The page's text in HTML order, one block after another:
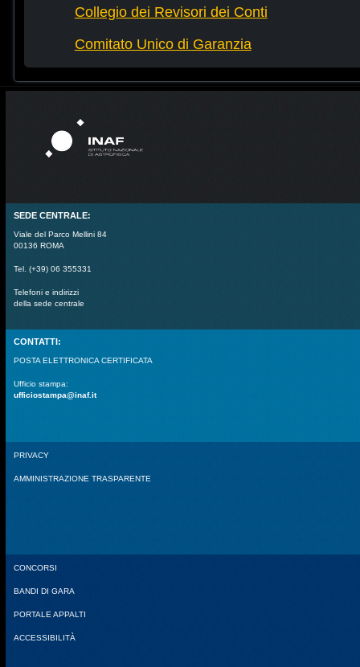
Collegio dei Revisori dei Conti
Comitato Unico di Garanzia
SEDE CENTRALE:
Viale del Parco Mellini 84
00136 ROMA
Tel. (+39) 06 355331
Telefoni e indirizzi
della sede centrale
CONTATTI:
POSTA ELETTRONICA CERTIFICATA
Ufficio stampa:
ufficiostampa@inaf.it
PRIVACY
AMMINISTRAZIONE TRASPARENTE
CONCORSI
BANDI DI GARA
PORTALE APPALTI
ACCESSIBILITÀ